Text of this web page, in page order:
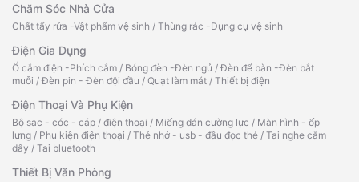
Chăm Sóc Nhà Cửa
Chất tẩy rửa -Vật phẩm vệ sinh / Thùng rác -Dụng cụ vệ sinh
Điện Gia Dụng
Ổ cắm điện -Phích cắm / Bóng đèn -Đèn ngủ /Đèn để bàn -Đèn bắt
muỗi /Đèn pin - Đèn đội đầu / Quạt làm mát / Thiết bị điện
Điện Thoại Và Phụ Kiện
Bộ sạc - cóc - cáp / điện thoại / Miếng dán cường lực / Màn hình - ốp
lưng / Phụ kiện điện thoại / Thẻ nhớ - usb - đầu đọc thẻ / Tai nghe cắm
dây / Tai bluetooth
Thiết Bị Văn Phòng